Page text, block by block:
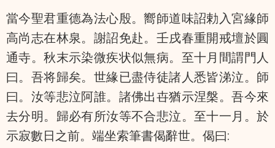
當今聖君重德為法心殷。嚮師道味詔勅入宮緣師
高尚志在林泉。謝詔免赴。壬戌春重開戒壇於圓
通寺。秋末示染微疾状似無病。至十月間謂門人
曰。吾将歸矣。世緣已盡侍徒諸人悉皆涕泣。師
曰。汝等悲泣阿誰。諸佛出卋猶示涅槃。吾今來
去分明。歸必有所汝等不合悲泣。至十一月。於
示寂數日之前。端坐索筆書偈辭世。偈曰: